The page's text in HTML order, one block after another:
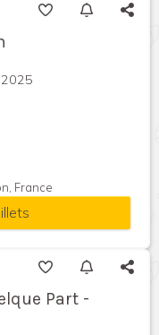
France
Part -